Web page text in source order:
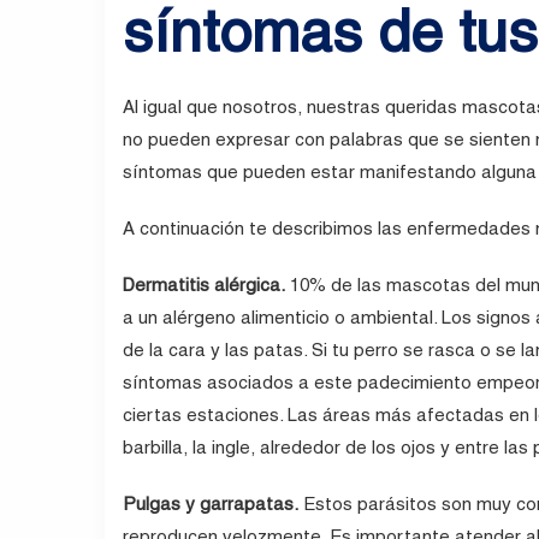
síntomas de
Al igual que nosotros, nuestras queridas
no pueden expresar con palabras que se
síntomas que pueden estar manifestando
A continuación te describimos las enfermedades
Dermatitis alérgica. 10% de las mascotas del
a un alérgeno alimenticio o ambiental. Los
de la cara y las patas. Si tu perro se rasca o se
síntomas asociados a este padecimiento
ciertas estaciones. Las áreas más afectadas en
barbilla, la ingle, alrededor de los ojos y entre las
Pulgas y garrapatas. Estos parásitos son muy